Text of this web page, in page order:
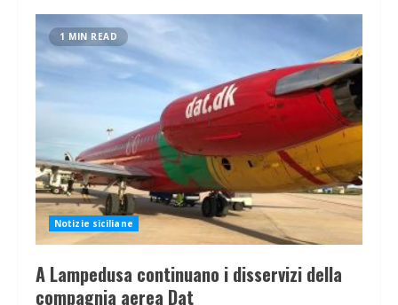
1 MIN READ
Notizie siciliane
A Lampedusa continuano i disservizi della
compagnia aerea Dat